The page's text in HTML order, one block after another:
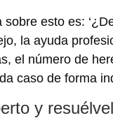
esto es:
la ayuda
el número de
caso de forma
y